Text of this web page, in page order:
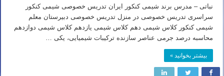
نباتی – مدرس برند شیمی کنکور ایران تدریس خصوصی شیمی کنکور
سراسری تدریس خصوصی در منزل تدریس خصوصی دبیرستان معلم
شیمی کنکور کلاس شیمی دهم کلاس شیمی یازدهم کلاس شیمی دوازدهم
محاسبه درصد جرمی عناصر سازنده ترکیبات شیمیایی، یکی …
بیشتر بخوانید »